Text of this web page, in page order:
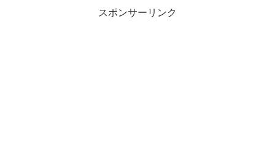
スポンサーリンク